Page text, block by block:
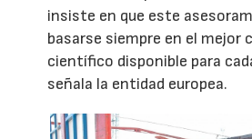
insiste en que este
basarse siempre en el mejor
científico disponible para
señala la entidad europea.